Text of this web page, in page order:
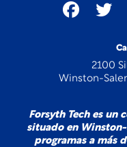
2100
Winston-
Forsyth Tech es un
situado en
programas a más